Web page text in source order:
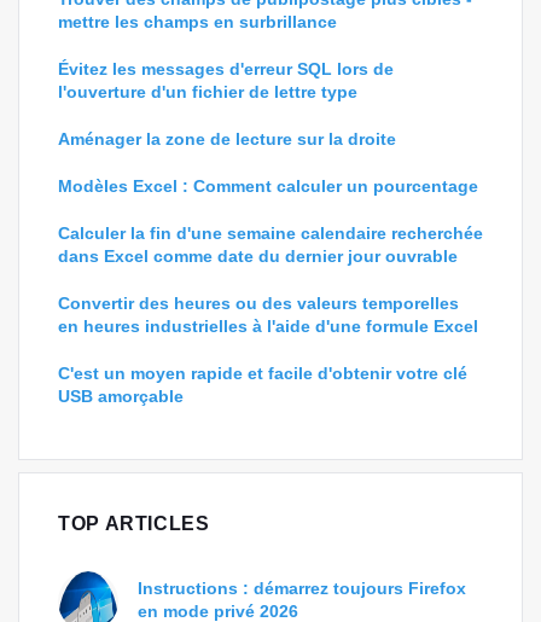
mettre les champs en surbrillance
Évitez les messages d'erreur SQL lors de
l'ouverture d'un fichier de lettre type
Aménager la zone de lecture sur la droite
Modèles Excel : Comment calculer un pourcentage
Calculer la fin d'une semaine calendaire recherchée
dans Excel comme date du dernier jour ouvrable
Convertir des heures ou des valeurs temporelles
en heures industrielles à l'aide d'une formule Excel
C'est un moyen rapide et facile d'obtenir votre clé
USB amorçable
TOP ARTICLES
Instructions : démarrez toujours Firefox
en mode privé 2026